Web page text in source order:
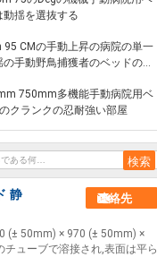
動揺を選抜する
95 CMの手動上昇の病院の単一
の手動野鳥捕獲者のベッドのア
750mm多機能手動病院用ベ
クランクの忍耐強い部屋
静
連絡先
(± 50mm) × 970 (± 50mm) ×
ューブで溶接され,表面は平ら